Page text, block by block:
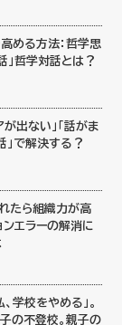
める方法：哲学思
」哲学対話とは？
出ない」「話がま
」で解決する？
たら組織力が高
エラーの解消に
学校をやめる」。
の不登校。親子の